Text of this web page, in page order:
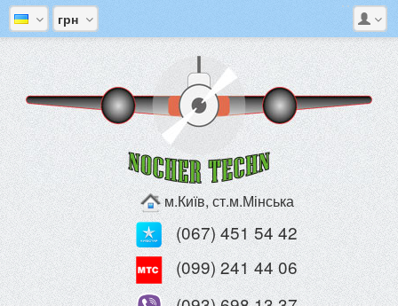
грн
м.Київ, ст.м.Мінська
(067) 451 54 42
(099) 241 44 06